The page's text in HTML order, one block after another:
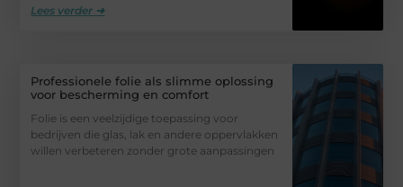
Lees verder ➜
Professionele folie als slimme oplossing
voor bescherming en comfort
Folie is een veelzijdige toepassing voor
bedrijven die glas, lak en andere oppervlakken
willen verbeteren zonder grote aanpassingen